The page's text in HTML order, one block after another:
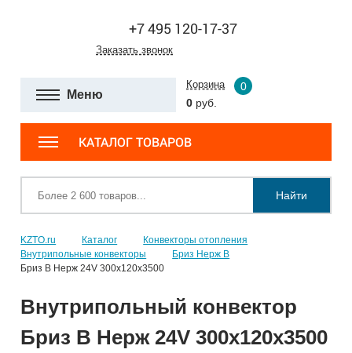
+7 495 120-17-37
Заказать звонок
Меню
Корзина
0
0 руб.
КАТАЛОГ ТОВАРОВ
Найти
KZTO.ru Каталог
Конвекторы отопления
Внутрипольные конвекторы
Бриз Нерж В
Бриз В Нерж 24V 300x120x3500
Внутрипольный конвектор
Бриз В Нерж 24V 300x120x3500